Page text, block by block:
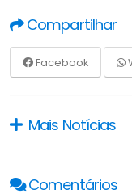
Compartilhar
Facebook
Mais Notícias
Comentários